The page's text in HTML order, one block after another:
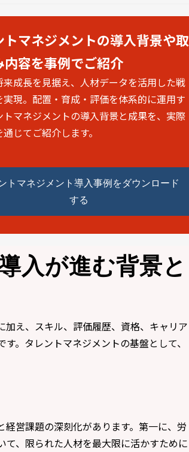
トマネジメントの導入背景や取
内容を事例でご紹介
来成長を見据え、人材データを活用した戦
実現。配置・育成・評価を体系的に運用す
トマネジメントの導入背景と成果を、実際
じてご紹介します。
トマネジメント導入事例をダウンロード
する
入が進む背景と
え、スキル、評価履歴、資格、キャリア
。タレントマネジメントの基盤として、
営課題の深刻化があります。第一に、労
、限られた人材を最大限に活かすために